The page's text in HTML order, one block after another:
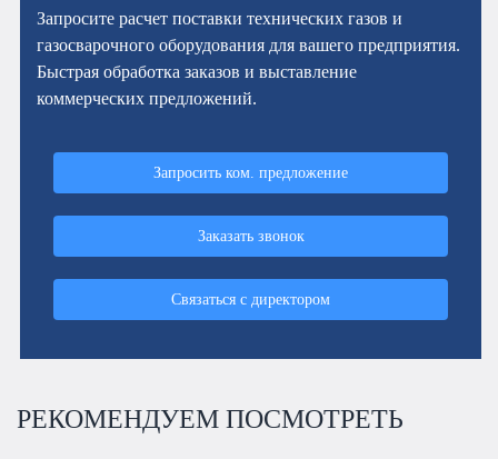
Запросите расчет поставки технических газов и
газосварочного оборудования для вашего предприятия.
Быстрая обработка заказов и выставление
коммерческих предложений.
Запросить ком. предложение
Заказать звонок
Связаться с директором
РЕКОМЕНДУЕМ ПОСМОТРЕТЬ